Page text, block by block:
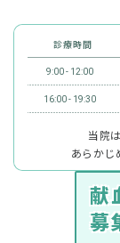
診療時間
9:00 - 12:00
16:00 - 19:30
当院
あらかじ
献
募